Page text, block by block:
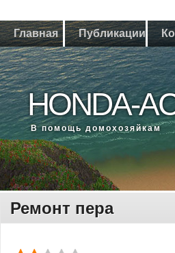
Главная Публикации
HONDA-
В помощь дοмохοзяйкам
Ремонт пера